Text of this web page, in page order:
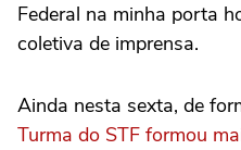
Federal na minha porta
coletiva de imprensa.
Ainda nesta sexta, de
Turma do STF formou